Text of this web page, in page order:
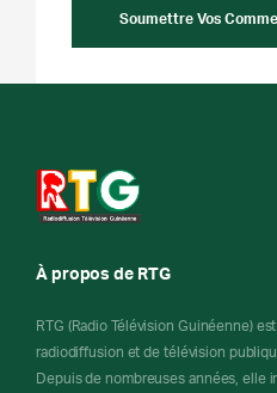
À propos de RTG
RTG (Radio Télévision Guinéenne)
radiodiffusion et de télévision
Depuis de nombreuses années, elle